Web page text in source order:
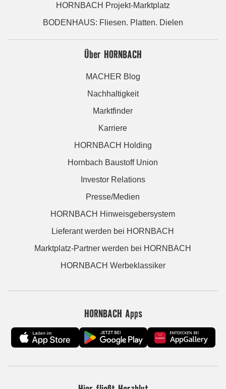
HORNBACH Projekt-Marktplatz
BODENHAUS: Fliesen. Platten. Dielen
Über HORNBACH
MACHER Blog
Nachhaltigkeit
Marktfinder
Karriere
HORNBACH Holding
Hornbach Baustoff Union
Investor Relations
Presse/Medien
HORNBACH Hinweisgebersystem
Lieferant werden bei HORNBACH
Marktplatz-Partner werden bei HORNBACH
HORNBACH Werbeklassiker
HORNBACH Apps